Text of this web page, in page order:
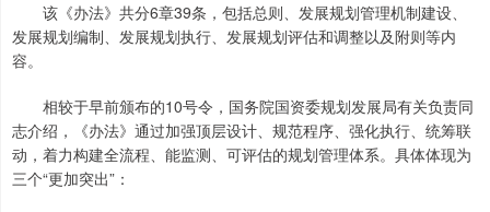
该《办法》共分6章39条，包括总则、发展规划管理机制建设、
发展规划编制、发展规划执行、发展规划评估和调整以及附则等内
容。
相较于早前颁布的10号令，国务院国资委规划发展局有关负责同
志介绍，《办法》通过加强顶层设计、规范程序、强化执行、统筹联
动，着力构建全流程、能监测、可评估的规划管理体系。具体体现为
三个“更加突出”：